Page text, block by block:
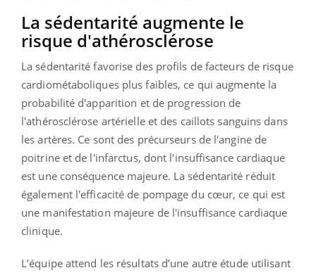
La sédentarité augmente le
risque d'athérosclérose
La sédentarité favorise des profils de facteurs de risque
cardiométaboliques plus faibles, ce qui augmente la
probabilité d'apparition et de progression de
l'athérosclérose artérielle et des caillots sanguins dans
les artères. Ce sont des précurseurs de l'angine de
poitrine et de l'infarctus, dont l'insuffisance cardiaque
est une conséquence majeure. La sédentarité réduit
également l'efficacité de pompage du cœur, ce qui est
une manifestation majeure de l'insuffisance cardiaque
clinique.
L’équipe attend les résultats d’une autre étude utilisant